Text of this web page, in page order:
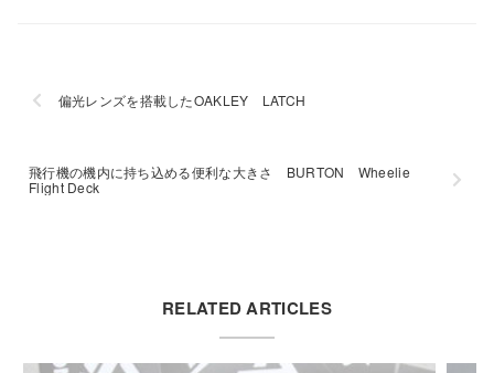
偏光レンズを搭載したOAKLEY LATCH
飛行機の機内に持ち込める便利な大きさ BURTON Wheelie
Flight Deck
RELATED ARTICLES